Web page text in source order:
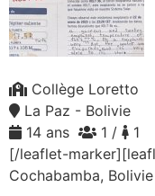
Collège Loretto
La Paz - Bolivie
14 ans
1 /
1
[/leaflet-
Cochabamba, Bolivie